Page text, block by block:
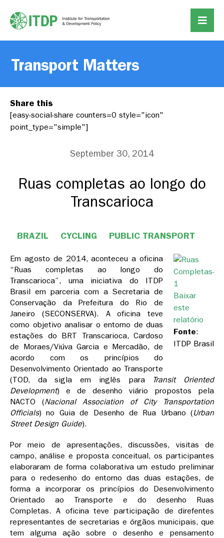
Transport Matters
Share this
[easy-social-share counters=0 style="icon"
point_type="simple"]
September 30, 2014
Ruas completas ao longo do
Transcarioca
BRAZIL CYCLING PUBLIC TRANSPORT
Baixar
este
relatório
Fonte:
ITDP Brasil
Em agosto de 2014, aconteceu a oficina
“Ruas completas ao longo do
Transcarioca”, uma iniciativa do ITDP
Brasil em parceria com a Secretaria de
Conservação da Prefeitura do Rio de
Janeiro (SECONSERVA). A oficina teve
como objetivo analisar o entorno de duas
estações do BRT Transcarioca, Cardoso
de Moraes/Viúva Garcia e Mercadão, de
acordo com os princípios do
Desenvolvimento Orientado ao Transporte
(TOD, da sigla em inglês para Transit Oriented
Development) e de desenho viário propostos pela
NACTO (Nacional Association of City Transportation
Officials) no Guia de Desenho de Rua Urbano (Urban
Street Design Guide).
Por meio de apresentações, discussões, visitas de
campo, análise e proposta conceitual, os participantes
elaboraram de forma colaborativa um estudo preliminar
para o redesenho do entorno das duas estações, de
forma a incorporar os princípios do Desenvolvimento
Orientado ao Transporte e do desenho Ruas
Completas. A oficina teve participação de direfentes
representantes de secretarias e órgãos municipais, que
tem alguma ação sobre o desenho e pensamento